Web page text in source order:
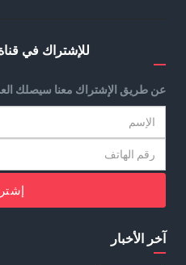
للإشتراك في
عن طريق الإشتراك معنا سيصلك
آخر الأخبار